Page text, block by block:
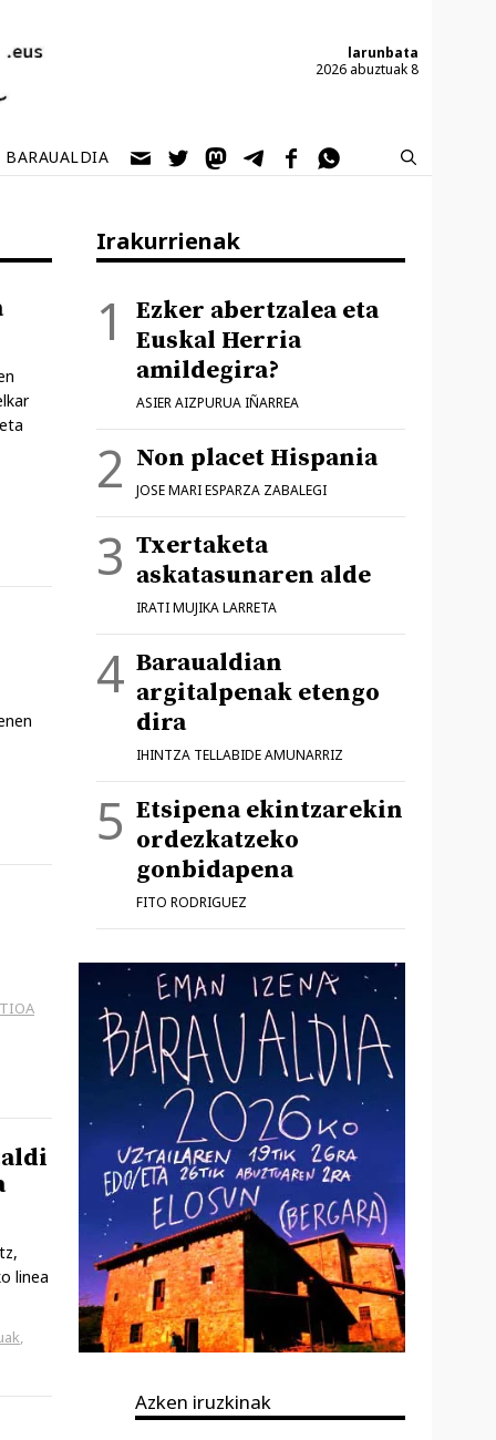
larunbata
2026 abuztuak 8
BARAUALDIA
linea
,
Irakurrienak
Ezker abertzalea eta
Euskal Herria
amildegira?
ASIER AIZPURUA IÑARREA
Non placet Hispania
JOSE MARI ESPARZA ZABALEGI
Txertaketa
askatasunaren alde
IRATI MUJIKA LARRETA
Baraualdian
argitalpenak etengo
dira
IHINTZA TELLABIDE AMUNARRIZ
Etsipena ekintzarekin
ordezkatzeko
gonbidapena
FITO RODRIGUEZ
Azken iruzkinak